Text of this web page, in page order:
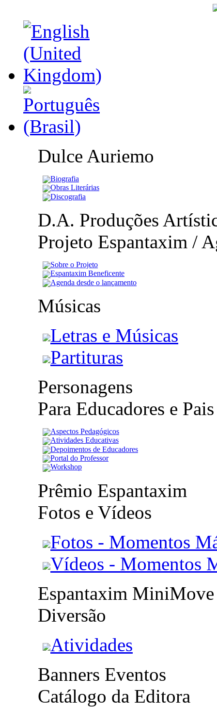
Dulce Auriemo
Biografia
Obras Literárias
Discografia
D.A. Produções
Projeto Espantaxim /
Sobre o Projeto
Espantaxim Beneficente
Agenda desde o lançamento
Músicas
Letras e Músicas
Partituras
Personagens
Para Educadores e Pais
Aspectos Pedagógicos
Atividades Educativas
Depoimentos de Educadores
Portal do Professor
Workshop
Prêmio Espantaxim
Fotos e Vídeos
Fotos - Momentos
Vídeos - Momentos
Espantaxim MiniMove
Diversão
Atividades
Banners Eventos
Catálogo da Editora